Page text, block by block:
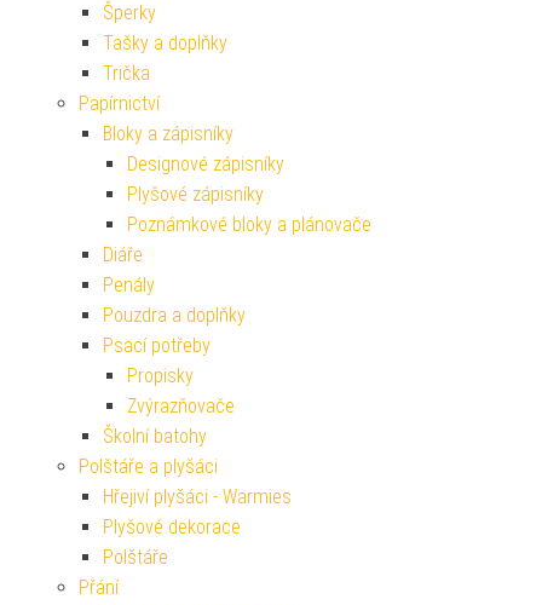
Šperky
Tašky a doplňky
Trička
Papírnictví
Bloky a zápisníky
Designové zápisníky
Plyšové zápisníky
Poznámkové bloky a plánovače
Diáře
Penály
Pouzdra a doplňky
Psací potřeby
Propisky
Zvýrazňovače
Školní batohy
Polštáře a plyšáci
Hřejiví plyšáci - Warmies
Plyšové dekorace
Polštáře
Přání